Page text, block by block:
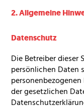
2. Allgemeine
Datenschutz
Die Betreiber dieser
persönlichen Daten
der gesetzlichen